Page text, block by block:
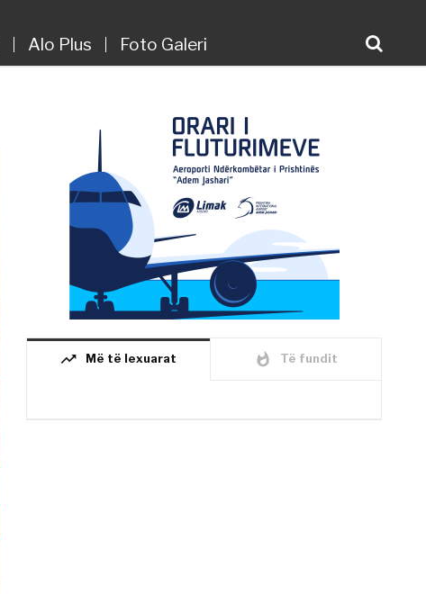
Alo Plus Foto Galeri
trending_up Më të lexuarat whatshot Të fundit